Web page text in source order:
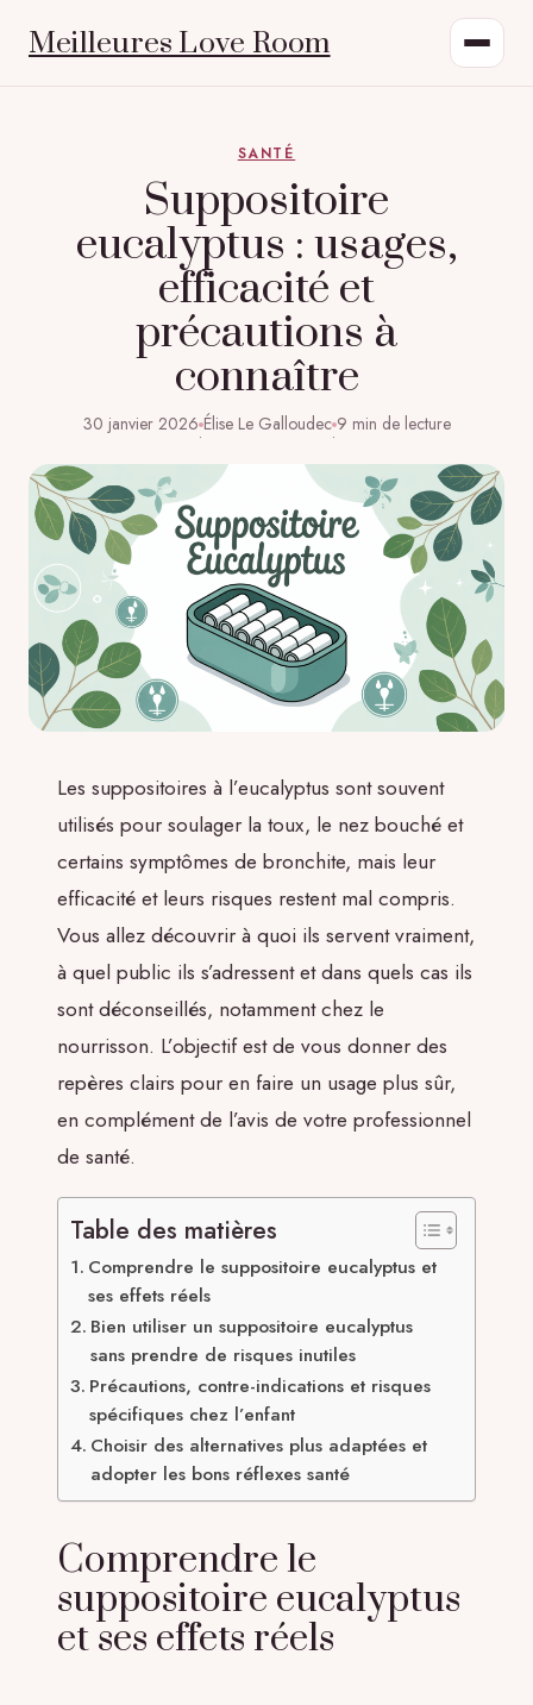
Meilleures Love Room
SANTÉ
Suppositoire
eucalyptus : usages,
efficacité et
précautions à
connaître
30 janvier 2026·Élise Le Galloudec·9 min de lecture
Les suppositoires à l’eucalyptus sont souvent
utilisés pour soulager la toux, le nez bouché et
certains symptômes de bronchite, mais leur
efficacité et leurs risques restent mal compris.
Vous allez découvrir à quoi ils servent vraiment,
à quel public ils s’adressent et dans quels cas ils
sont déconseillés, notamment chez le
nourrisson. L’objectif est de vous donner des
repères clairs pour en faire un usage plus sûr,
en complément de l’avis de votre professionnel
de santé.
Table des matières
Comprendre le suppositoire eucalyptus et
ses effets réels
Bien utiliser un suppositoire eucalyptus
sans prendre de risques inutiles
Précautions, contre-indications et risques
spécifiques chez l’enfant
Choisir des alternatives plus adaptées et
adopter les bons réflexes santé
Comprendre le
suppositoire eucalyptus
et ses effets réels